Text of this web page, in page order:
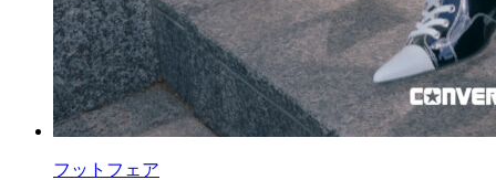
フットフェア